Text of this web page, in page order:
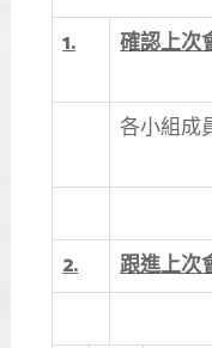
1. 確認上次
各小組成
2. 跟進上次